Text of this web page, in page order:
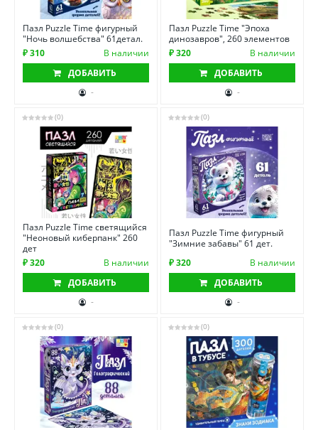
Пазл Puzzle Time фигурный
"Ночь волшебства" 61детал.
₽ 310
В наличии
ДОБАВИТЬ
-
Пазл Puzzle Time "Эпоха
динозавров", 260 элементов
₽ 320
В наличии
ДОБАВИТЬ
-
(0)
Пазл Puzzle Time светящийся
"Неоновый киберпанк" 260
дет
₽ 320
В наличии
ДОБАВИТЬ
-
(0)
Пазл Puzzle Time фигурный
"Зимние забавы" 61 дет.
₽ 320
В наличии
ДОБАВИТЬ
-
(0) (0)